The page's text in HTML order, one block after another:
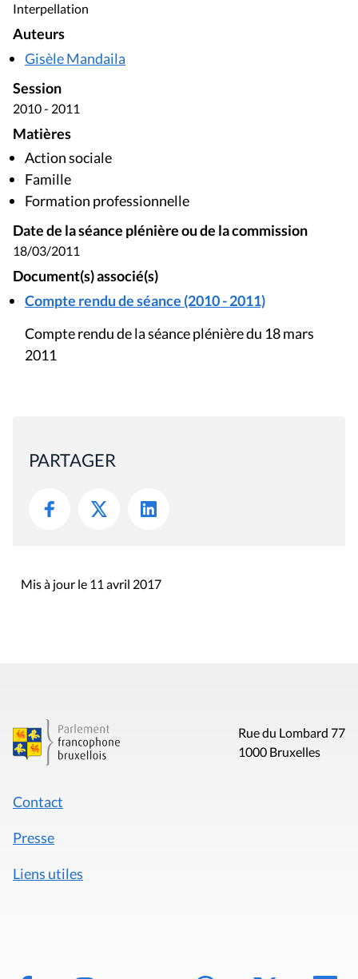
Interpellation
Auteurs
Gisèle Mandaila
Session
2010 - 2011
Matières
Action sociale
Famille
Formation professionnelle
Date de la séance plénière ou de la commission
18/03/2011
Document(s) associé(s)
Compte rendu de séance (2010 - 2011)
Compte rendu de la séance plénière du 18 mars
2011
PARTAGER
Mis à jour le 11 avril 2017
Rue du Lombard 77
1000 Bruxelles
Contact
Presse
Liens utiles